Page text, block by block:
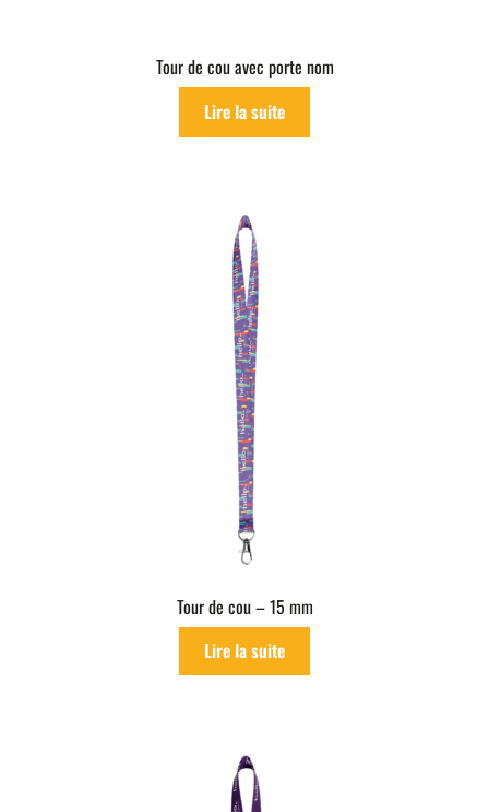
Tour de cou avec porte nom
Lire la suite
Tour de cou – 15 mm
Lire la suite